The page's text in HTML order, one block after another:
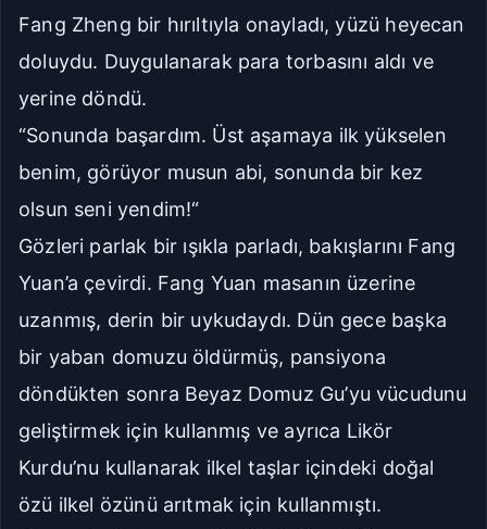
Fang Zheng bir hırıltıyla onayladı, yüzü heyecan
doluydu. Duygulanarak para torbasını aldı ve
yerine döndü.
“Sonunda başardım. Üst aşamaya ilk yükselen
benim, görüyor musun abi, sonunda bir kez
olsun seni yendim!“
Gözleri parlak bir ışıkla parladı, bakışlarını Fang
Yuan’a çevirdi. Fang Yuan masanın üzerine
uzanmış, derin bir uykudaydı. Dün gece başka
bir yaban domuzu öldürmüş, pansiyona
döndükten sonra Beyaz Domuz Gu’yu vücudunu
geliştirmek için kullanmış ve ayrıca Likör
Kurdu’nu kullanarak ilkel taşlar içindeki doğal
özü ilkel özünü arıtmak için kullanmıştı.